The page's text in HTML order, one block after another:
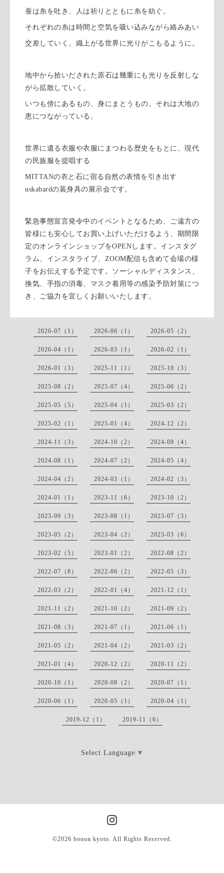
蚕は糸を吐き、人は祈りとともに糸を紡ぐ。
それぞれの糸は時間と空気を吸い込みながら絡みあい
交差していく。織上がる世界に光りがこもるように。
地中から拾いだされた原石は幾重にも光りを反射しな
がら拡散していく。
いつも傍にあるもの、身にまとうもの。それは大地の
恵につながっている。
世界に遺る衣服や衣服にまつわる歴史をもとに、現代
の民族服を提唱する
MITTANの衣と石に宿る自然の表情を引き出す
uskabardの装身具の展示会です。
緊急事態宣言発令中のイベントとなるため、ご遠方の
皆様にも安心してお買い上げいただけるよう、期間限
定のオンラインショップをOPENします。インスタグ
ラム、インスタライブ、ZOOM配信も含めて会場の様
子をお伝えする予定です。ソーシャルディスタンス、
換気、手指の消毒、マスク着用等の感染予防対策につ
き、ご協力を宜しくお願いいたします。
2026-07（1） 2026-06（1） 2026-05（2）
2026-04（1） 2026-03（1） 2026-02（1）
2026-01（3） 2025-11（1） 2025-10（3）
2025-08（2） 2025-07（4） 2025-06（2）
2025-05（5） 2025-04（1） 2025-03（2）
2025-02（1） 2025-01（4） 2024-12（2）
2024-11（3） 2024-10（2） 2024-09（4）
2024-08（1） 2024-07（2） 2024-05（4）
2024-04（2） 2024-03（1） 2024-02（3）
2024-01（1） 2023-11（6） 2023-10（2）
2023-09（3） 2023-08（1） 2023-07（3）
2023-05（2） 2023-04（2） 2023-03（6）
2023-02（5） 2023-01（2） 2022-08（2）
2022-07（8） 2022-06（2） 2022-05（3）
2022-03（2） 2022-01（4） 2021-12（1）
2021-11（2） 2021-10（2） 2021-09（2）
2021-08（3） 2021-07（1） 2021-06（1）
2021-05（2） 2021-04（2） 2021-03（2）
2021-01（4） 2020-12（2） 2020-11（2）
2020-10（1） 2020-08（2） 2020-07（1）
2020-06（1） 2020-05（1） 2020-04（1）
2019-12（1） 2019-11（6）
Select Language ▼
©2026 bonon kyoto . All Rights Reserved.